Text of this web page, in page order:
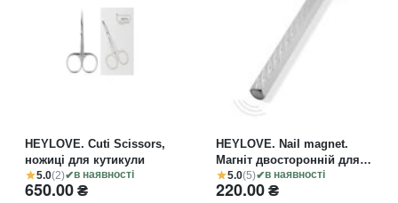
5.0(2) в наявності
HEYLOVE. Cuti Scissors,
ножиці для кутикули
650.00₴
5.0(5) в наявності
HEYLOVE. Nail magnet.
Магніт двосторонній для
"котячого ока"
220.00₴